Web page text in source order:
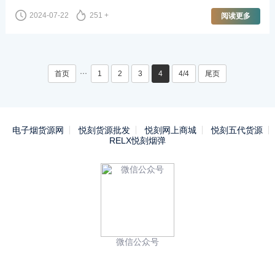
评。而悦刻则是另一品牌的电子烟，也深受用户喜爱。本文将探
讨YOOZ二代电子烟是
2024-07-22 251 + 阅读更多
首页 ··· 1 2 3 4 4/4 尾页
电子烟货源网 悦刻货源批发 悦刻网上商城
悦刻五代货源
RELX悦刻烟弹
微信公众号